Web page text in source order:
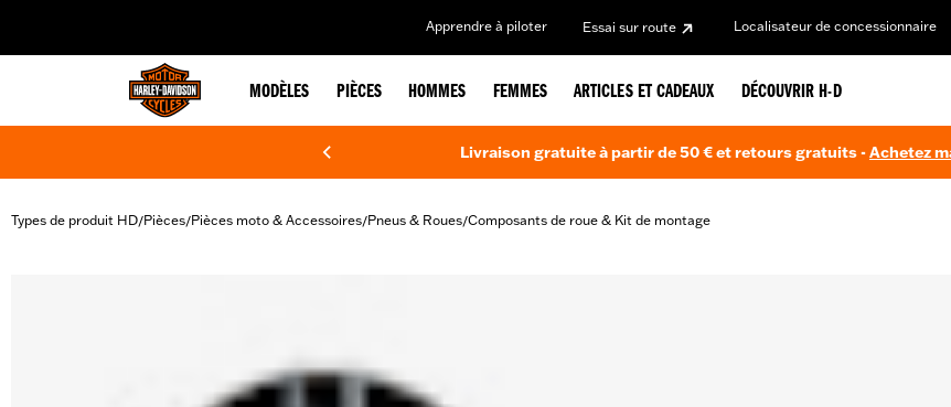
Apprendre à piloter Essai sur route Localisateur de concessionnaire
MODÈLES PIÈCES HOMMES FEMMES ARTICLES ET CADEAUX DÉCOUVRIR H-D
Livraison gratuite à partir de 50 € et retours gratuits -Achetez
Types de produit HD/Pièces/Pièces moto & Accessoires/Pneus & Roues/Composants de roue & Kit de montage